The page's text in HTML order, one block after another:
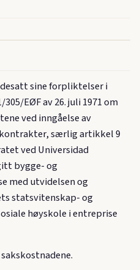
sine forpliktelser i
EØF av 26. juli 1971 om
ved inngåelse av
særlig artikkel 9
ved Universidad
bygge- og
med utvidelsen og
statsvitenskap- og
høyskole i entreprise